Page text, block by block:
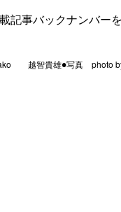
記事バックナンバー
越智貴雄●写真 photo